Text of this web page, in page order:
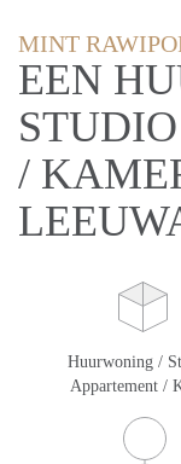
MINT
EEN
/
Huurwoning /
Appartement /